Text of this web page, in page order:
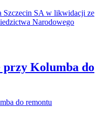
przy Kolumba do